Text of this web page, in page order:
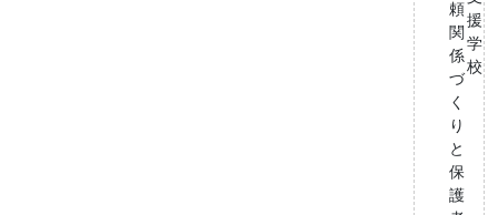
頼
関
係
づ
く
り
と
保
護
援
学
校